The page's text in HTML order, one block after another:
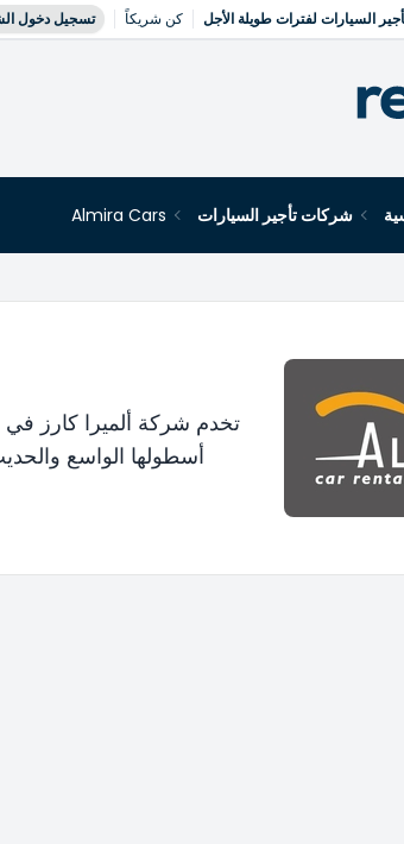
السيارات لفترات طويلة الأجل كن شريكاً تسجيل دخول
شركات تأجير السيارات Almira Cars
أسطولها الواسع